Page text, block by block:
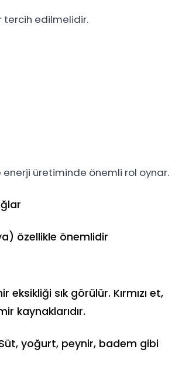
tercih edilmelidir.
enerji üretiminde önemli rol oynar.
özellikle önemlidir
eksikliği sık görülür. Kırmızı et,
kaynaklarıdır.
yoğurt, peynir, badem gibi